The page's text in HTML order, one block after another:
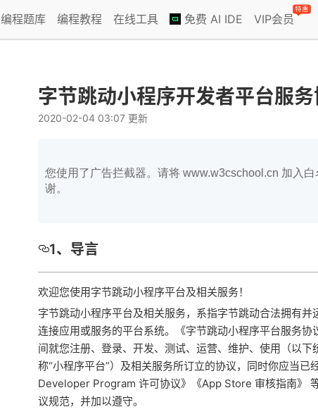
编程题库 编程教程 在线工具 免费 AI IDE VIP会员
特惠
字节跳动小程序开发者平台服
2020-02-04 03:07 更新
您使用了广告拦截器。请将 www.w3cschool.cn 加入
谢。
1、导言
欢迎您使用字节跳动小程序平台及相关服务！
字节跳动小程序平台及相关服务，系指字节跳动合法拥有并
连接应用或服务的平台系统。《字节跳动小程序平台服务协
间就您注册、登录、开发、测试、运营、维护、使用（以下
称“小程序平台”）及相关服务所订立的协议，同时你应当
Developer Program 许可协议》《App Store 审核指南》
议规范，并加以遵守。